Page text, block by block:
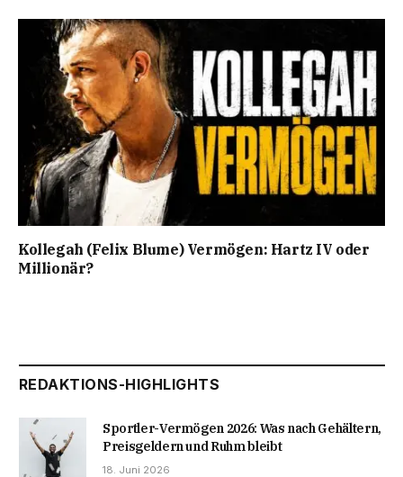
Kollegah (Felix Blume) Vermögen: Hartz IV oder
Millionär?
REDAKTIONS-HIGHLIGHTS
Sportler-Vermögen 2026: Was nach Gehältern,
Preisgeldern und Ruhm bleibt
18. Juni 2026